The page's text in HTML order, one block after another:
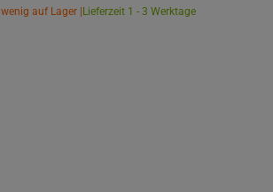
wenig auf Lager | Lieferzeit 1 - 3 Werktage